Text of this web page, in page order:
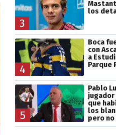
3
los
4
Boca
con
a
Parque
5
Pablo
jugador
que
los
pero